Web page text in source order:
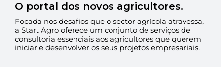
O portal dos novos agricultores.
Focada nos desafios que o sector agrícola atravessa,
a Start Agro oferece um conjunto de serviços de
consultoria essenciais aos agricultores que querem
iniciar e desenvolver os seus projetos empresariais.